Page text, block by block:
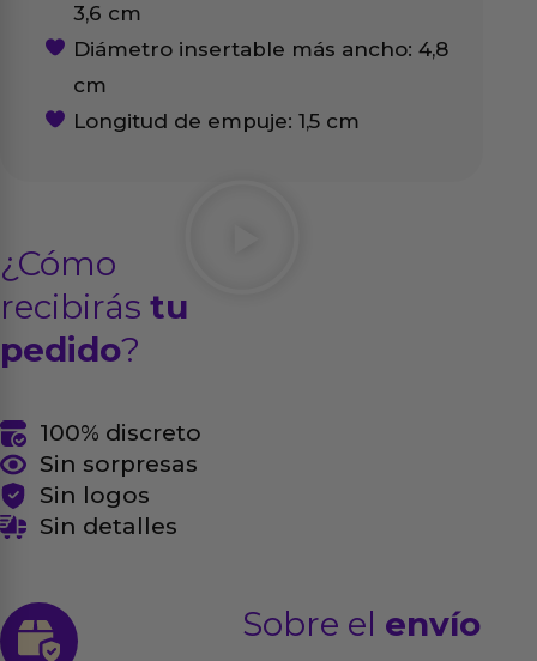
3,6 cm
Diámetro insertable más ancho: 4,8
cm
Longitud de empuje: 1,5 cm
¿Cómo
recibirás tu
pedido?
100% discreto
Sin sorpresas
Sin logos
Sin detalles
Sobre el envío